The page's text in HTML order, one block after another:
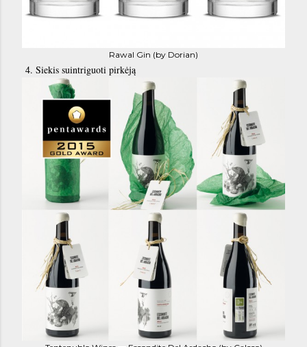
Rawal Gin (by Dorian)
4. Siekis suintriguoti pirkėją